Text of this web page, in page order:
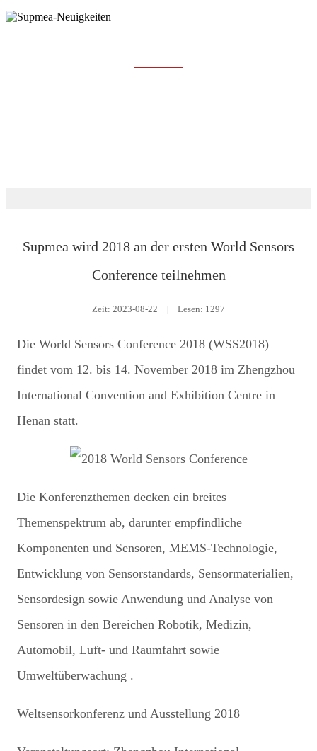
Supmea wird 2018 an der ersten World Sensors
Conference teilnehmen
Zeit: 2023-08-22 | Lesen: 1297
Die World Sensors Conference 2018 (WSS2018)
findet vom 12. bis 14. November 2018 im Zhengzhou
International Convention and Exhibition Centre in
Henan statt.
Die Konferenzthemen decken ein breites
Themenspektrum ab, darunter empfindliche
Komponenten und Sensoren, MEMS-Technologie,
Entwicklung von Sensorstandards, Sensormaterialien,
Sensordesign sowie Anwendung und Analyse von
Sensoren in den Bereichen Robotik, Medizin,
Automobil, Luft- und Raumfahrt sowie
Umweltüberwachung .
Weltsensorkonferenz und Ausstellung 2018